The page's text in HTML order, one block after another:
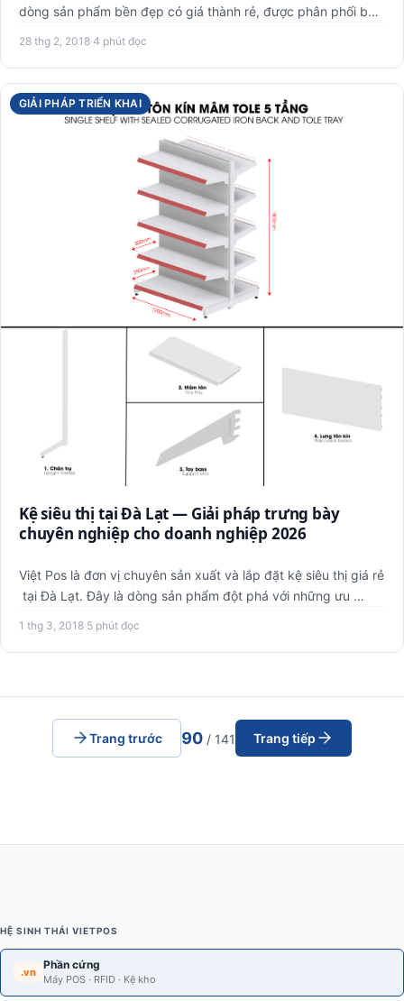
dòng sản phẩm bền đẹp có giá thành rẻ, được phân phối bởi
28 thg 2, 2018·4 phút đọc
GIẢI PHÁP TRIỂN KHAI
Kệ siêu thị tại Đà Lạt — Giải pháp trưng bày
chuyên nghiệp cho doanh nghiệp 2026
Việt Pos là đơn vị chuyên sản xuất và lắp đặt kệ siêu thị giá rẻ
tại Đà Lạt. Đây là dòng sản phẩm đột phá với những ưu …
1 thg 3, 2018·5 phút đọc
Trang trước 90 / 141 Trang tiếp
HỆ SINH THÁI VIETPOS
.vn
Phần cứng
Máy POS · RFID · Kệ kho